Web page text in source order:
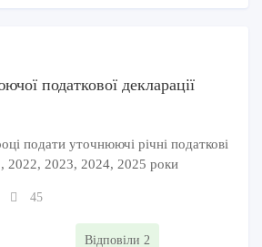
податкової декларації
подати уточнюючі річні податкові
2022, 2023, 2024, 2025 роки
45
Відповіли 2